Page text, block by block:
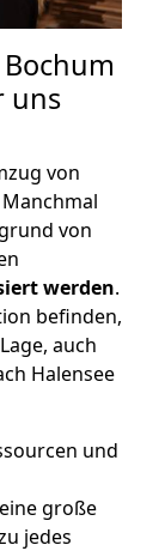
uns
von
von
werden.
befinden,
auch
Halensee
und
große
jedes